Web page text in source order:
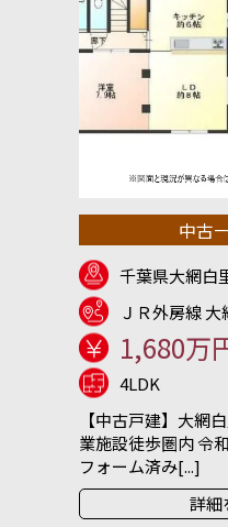
中古
千葉県大網白
ＪＲ外房線
1,680万
4LDK
【中古戸建】大網
業施設徒歩圏内 令
フォーム済み[...]
詳細